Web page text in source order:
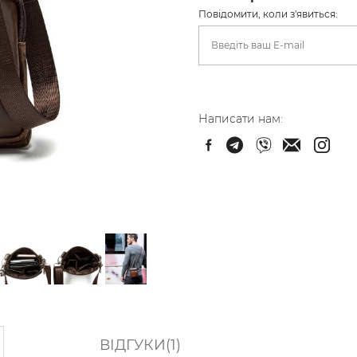
Повідомити, коли з'явиться:
Написати нам:
ВІДГУКИ(1)